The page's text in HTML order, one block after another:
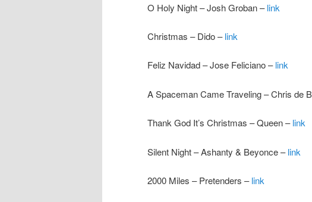
O Holy Night – Josh Groban –link
Christmas – Dido –link
Feliz Navidad – Jose Feliciano –link
A Spaceman Came Traveling – Chris de
Thank God It’s Christmas – Queen –link
Silent Night – Ashanty & Beyonce –link
2000 Miles – Pretenders –link